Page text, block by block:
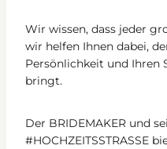
Wir wissen, dass jeder
wir helfen Ihnen dabei,
Persönlichkeit und Ihren
bringt.
Der BRIDEMAKER und
#HOCHZEITSSTRASSE